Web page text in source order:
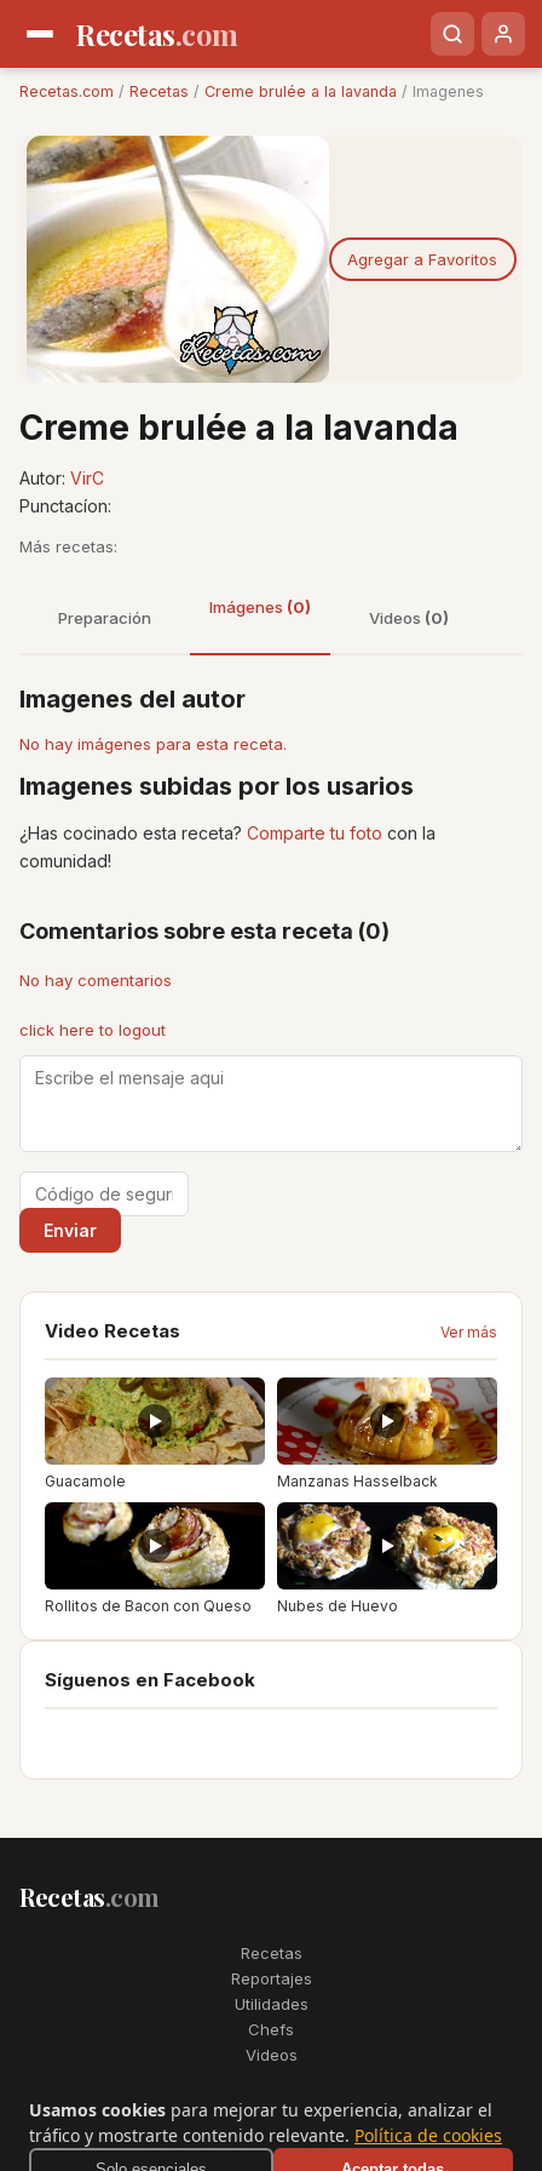
Recetas.com
Recetas.com / Recetas / Creme brulée a la lavanda / Imagenes
Agregar a Favoritos
Creme brulée a la lavanda
Autor: VirC
Punctacíon:
Más recetas:
Preparación
Imágenes (0)
Videos (0)
Imagenes del autor
No hay imágenes para esta receta.
Imagenes subidas por los usarios
¿Has cocinado esta receta? Comparte tu foto con la
comunidad!
Comentarios sobre esta receta (0)
No hay comentarios
click here to logout
Video Recetas Ver más
Guacamole Manzanas Hasselback
Rollitos de Bacon con Queso Nubes de Huevo
Síguenos en Facebook
Recetas.com
Recetas
Reportajes
Utilidades
Chefs
Videos
2006–2026. Todos los derechos reservados. Recetas.com es una
marca registrada de Telfo Networks S.L.
Aviso legal·Condiciones de uso·Contactar
Usamos cookies para mejorar tu experiencia, analizar el
tráfico y mostrarte contenido relevante. Política de cookies